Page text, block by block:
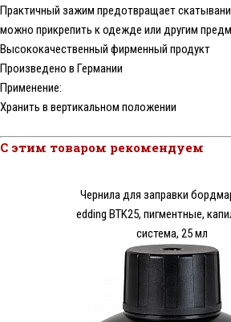
Практичный зажим предотвращает
можно прикрепить к одежде или другим
Высококачественный фирменный продукт
Произведено в Германии
Применение:
Хранить в вертикальном положении
С этим товаром рекомендуем
Чернила для заправки
edding BTK25, пигментные,
система, 25 мл